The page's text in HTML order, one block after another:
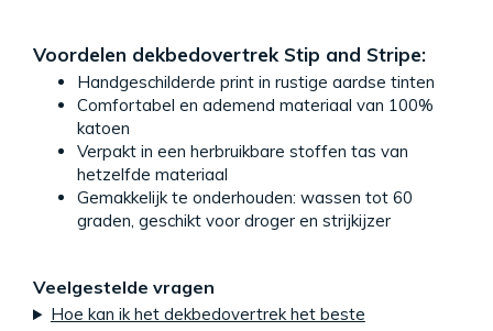
Voordelen dekbedovertrek Stip and Stripe:
Handgeschilderde print in rustige aardse tinten
Comfortabel en ademend materiaal van 100%
katoen
Verpakt in een herbruikbare stoffen tas van
hetzelfde materiaal
Gemakkelijk te onderhouden: wassen tot 60
graden, geschikt voor droger en strijkijzer
Veelgestelde vragen
Hoe kan ik het dekbedovertrek het beste